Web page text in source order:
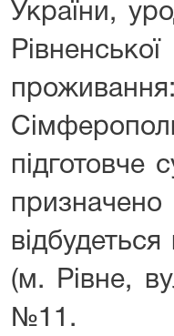
України,
підготовче
призначено
(м. Рівне,
№11.